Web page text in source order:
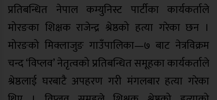
प्रतिबन्धित नेपाल कम्युनिस्ट पार्टीका कार्यकर्ताले
मोरङका शिक्षक राजेन्द्र श्रेष्ठको हत्या गरेका छन ।
मोरङको मिक्लाजुङ गाउँपालिका—७ बाट नेत्रविक्रम
चन्द ‘विप्लव’ नेतृत्वको प्रतिबन्धित समूहका कार्यकर्ताले
श्रेष्ठलाई घरबाटै अपहरण गरी मंगलबार हत्या गरेका